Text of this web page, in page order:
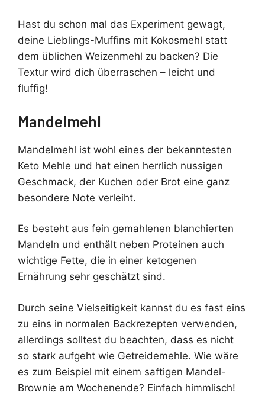
Hast du schon mal das Experiment gewagt,
deine Lieblings-Muffins mit Kokosmehl statt
dem üblichen Weizenmehl zu backen? Die
Textur wird dich überraschen – leicht und
fluffig!
Mandelmehl
Mandelmehl ist wohl eines der bekanntesten
Keto Mehle und hat einen herrlich nussigen
Geschmack, der Kuchen oder Brot eine ganz
besondere Note verleiht.
Es besteht aus fein gemahlenen blanchierten
Mandeln und enthält neben Proteinen auch
wichtige Fette, die in einer ketogenen
Ernährung sehr geschätzt sind.
Durch seine Vielseitigkeit kannst du es fast eins
zu eins in normalen Backrezepten verwenden,
allerdings solltest du beachten, dass es nicht
so stark aufgeht wie Getreidemehle. Wie wäre
es zum Beispiel mit einem saftigen Mandel-
Brownie am Wochenende? Einfach himmlisch!